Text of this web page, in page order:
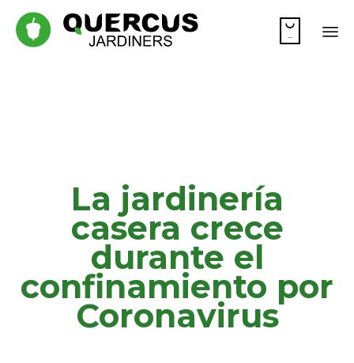

La jardinería
casera crece
durante el
confinamiento por
Coronavirus